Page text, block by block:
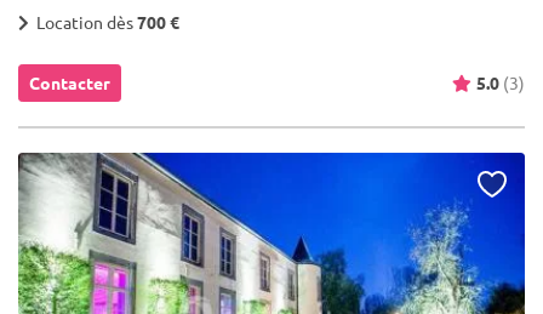
Location dès700 €
Contacter 5.0 (3)